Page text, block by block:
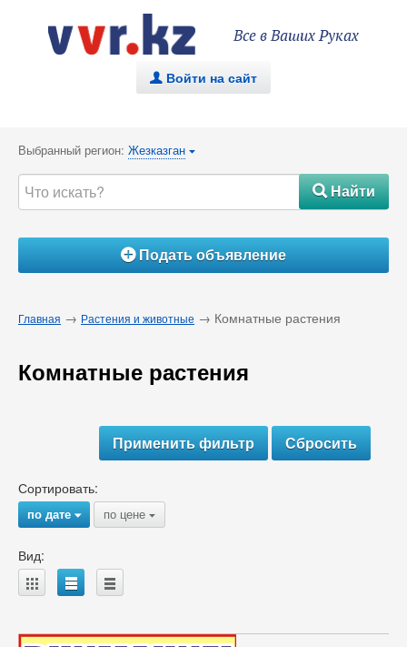
Все в Ваших Руках
. Войти на сайт
Выбранный регион: Жезказган {
#Найти
ÁПодать объявление
Главная → Растения и животные → Комнатные растения
Комнатные растения
Сортировать:
по дате{ по цене {
Вид:
A B C